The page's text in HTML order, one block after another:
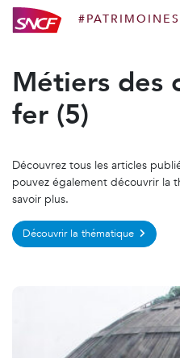
Métiers des
fer (5)
Découvrez tous les articles
pouvez également découvrir la
savoir plus.
Découvrir la thématique